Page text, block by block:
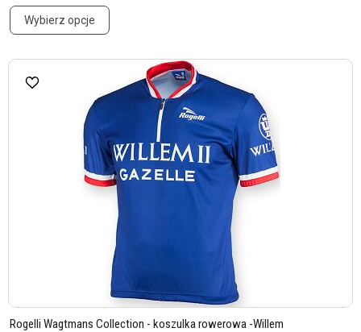
Wybierz opcje
Rogelli Wagtmans Collection - koszulka rowerowa -Willem